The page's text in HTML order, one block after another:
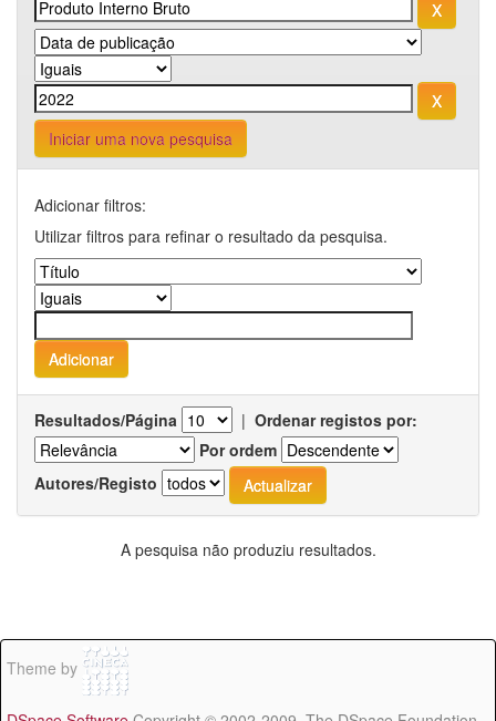
Iniciar uma nova pesquisa
Adicionar filtros:
Utilizar filtros para refinar o resultado da pesquisa.
Resultados/Página | Ordenar registos por:
Por ordem
Autores/Registo
A pesquisa não produziu resultados.
Theme by